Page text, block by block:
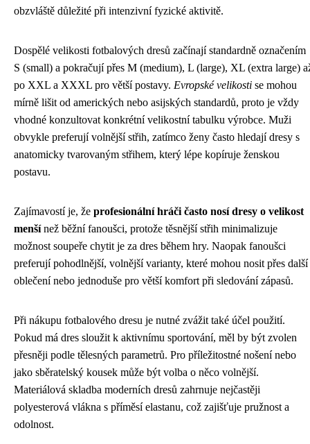
obzvláště důležité při intenzivní fyzické aktivitě.
Dospělé velikosti fotbalových dresů začínají standardně označením
S (small) a pokračují přes M (medium), L (large), XL (extra large)
po XXL a XXXL pro větší postavy. Evropské velikosti se mohou
mírně lišit od amerických nebo asijských standardů, proto je vždy
vhodné konzultovat konkrétní velikostní tabulku výrobce. Muži
obvykle preferují volnější střih, zatímco ženy často hledají dresy s
anatomicky tvarovaným střihem, který lépe kopíruje ženskou
postavu.
Zajímavostí je, že profesionální hráči často nosí dresy o velikost
menšínež běžní fanoušci, protože těsnější střih minimalizuje
možnost soupeře chytit je za dres během hry. Naopak fanoušci
preferují pohodlnější, volnější varianty, které mohou nosit přes další
oblečení nebo jednoduše pro větší komfort při sledování zápasů.
Při nákupu fotbalového dresu je nutné zvážit také účel použití.
Pokud má dres sloužit k aktivnímu sportování, měl by být zvolen
přesněji podle tělesných parametrů. Pro příležitostné nošení nebo
jako sběratelský kousek může být volba o něco volnější.
Materiálová skladba moderních dresů zahrnuje nejčastěji
polyesterová vlákna s příměsí elastanu, což zajišťuje pružnost a
odolnost.